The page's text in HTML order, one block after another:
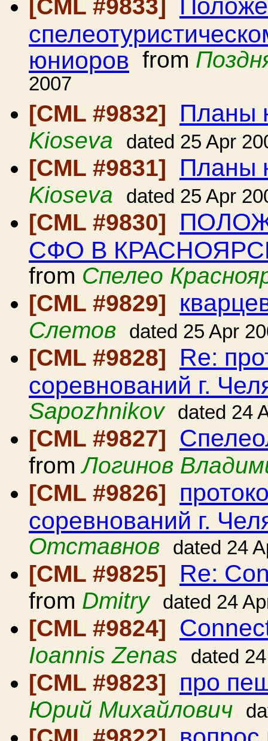
[CML #9833]
юниоров from
2007
[CML #9832]
Планы
Kioseva dated 25 Apr
[CML #9831] Планы
Kioseva dated 25 Apr
[CML #9830]
СФО В
from Спелео
[CML #9829]
Слетов dated 25 Apr
[CML #9828] Re:
соревнований г.
Sapozhnikov
dated 24
[CML #9827]
fromЛогинов
[CML #9826]
соревнований г.
Отставнов
dated 24
[CML #9825] Re:
from Dmitry dated 24
[CML #9824]
Ioannis Zenas dated
[CML #9823] про
Юрий Михайлович